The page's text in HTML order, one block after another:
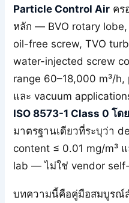
Particle Control Air คร
หลัก — BVO rotary lobe,
oil-free screw, TVO
water-injected screw
range 60–18,000 m³/
และ vacuum
ISO 8573-1 Class 0 โด
มาตรฐานเดียวที่ระบุว่า
content ≤ 0.01 mg/m³
lab — ไม่ใช่ vendor
บทความนี้คือคู่มือสมบูรณ์